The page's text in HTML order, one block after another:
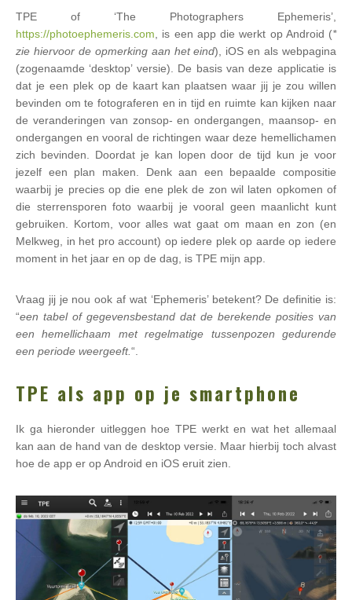
TPE of ‘The Photographers Ephemeris’,
https://photoephemeris.com , is een app die werkt op Android (*
zie hiervoor de opmerking aan het eind), iOS en als webpagina
(zogenaamde ‘desktop’ versie). De basis van deze applicatie is
dat je een plek op de kaart kan plaatsen waar jij je zou willen
bevinden om te fotograferen en in tijd en ruimte kan kijken naar
de veranderingen van zonsop- en ondergangen, maansop- en
ondergangen en vooral de richtingen waar deze hemellichamen
zich bevinden. Doordat je kan lopen door de tijd kun je voor
jezelf een plan maken. Denk aan een bepaalde compositie
waarbij je precies op die ene plek de zon wil laten opkomen of
die sterrensporen foto waarbij je vooral geen maanlicht kunt
gebruiken. Kortom, voor alles wat gaat om maan en zon (en
Melkweg, in het pro account) op iedere plek op aarde op iedere
moment in het jaar en op de dag, is TPE mijn app.
Vraag jij je nou ook af wat ‘Ephemeris’ betekent? De definitie is:
“een tabel of gegevensbestand dat de berekende posities van
een hemellichaam met regelmatige tussenpozen gedurende
een periode weergeeft.“.
TPE als app op je smartphone
Ik ga hieronder uitleggen hoe TPE werkt en wat het allemaal
kan aan de hand van de desktop versie. Maar hierbij toch alvast
hoe de app er op Android en iOS eruit zien.